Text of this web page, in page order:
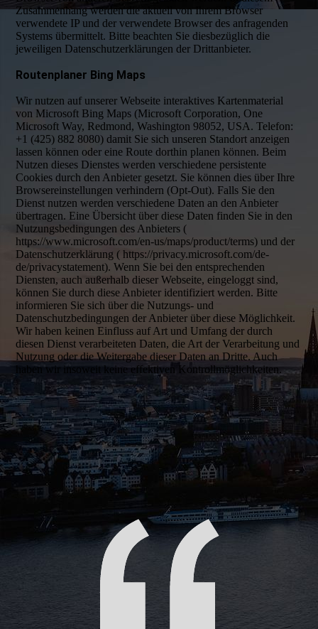
Zusammenhang werden die aktuell von Ihrem Browser
verwendete IP und der verwendete Browser des anfragenden
Systems übermittelt. Bitte beachten Sie diesbezüglich die
jeweiligen Datenschutzerklärungen der Drittanbieter.
Routenplaner Bing Maps
Wir nutzen auf unserer Webseite interaktives Kartenmaterial
von Microsoft Bing Maps (Microsoft Corporation, One
Microsoft Way, Redmond, Washington 98052, USA. Telefon:
+1 (425) 882 8080) damit Sie sich unseren Standort anzeigen
lassen können oder eine Route dorthin planen können. Beim
Nutzen dieses Dienstes werden verschiedene persistente
Cookies durch den Anbieter gesetzt. Sie können dies über Ihre
Browsereinstellungen verhindern (Opt-Out). Falls Sie den
Dienst nutzen werden verschiedene Daten an den Anbieter
übertragen. Eine Übersicht über diese Daten finden Sie in den
Nutzungsbedingungen des Anbieters (
https://www.microsoft.com/en-us/maps/product/terms) und der
Datenschutzerklärung ( https://privacy.microsoft.com/de-
de/privacystatement). Wenn Sie bei den entsprechenden
Diensten, auch außerhalb dieser Webseite, eingeloggt sind,
können Sie durch diese Anbieter identifiziert werden. Bitte
informieren Sie sich über die Nutzungs- und
Datenschutzbedingungen der Anbieter über diese Möglichkeit.
Wir haben keinen Einfluss auf Art und Umfang der durch
diesen Dienst verarbeiteten Daten, die Art der Verarbeitung und
Nutzung oder die Weitergabe dieser Daten an Dritte. Auch
haben wir insoweit keine effektiven Kontrollmöglichkeiten.